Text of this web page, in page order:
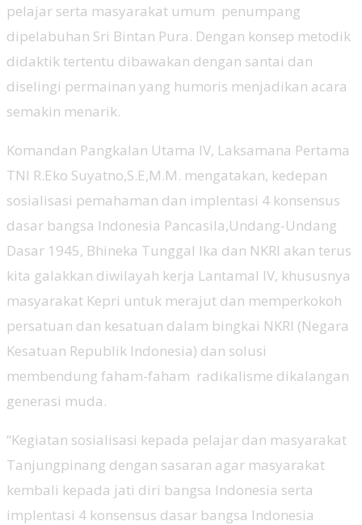
pelajar serta masyarakat umum penumpang
dipelabuhan Sri Bintan Pura. Dengan konsep metodik
didaktik tertentu dibawakan dengan santai dan
diselingi permainan yang humoris menjadikan acara
semakin menarik.
Komandan Pangkalan Utama IV, Laksamana Pertama
TNI R.Eko Suyatno,S.E,M.M. mengatakan, kedepan
sosialisasi pemahaman dan implentasi 4 konsensus
dasar bangsa Indonesia Pancasila,Undang-Undang
Dasar 1945, Bhineka Tunggal Ika dan NKRI akan terus
kita galakkan diwilayah kerja Lantamal IV, khususnya
masyarakat Kepri untuk merajut dan memperkokoh
persatuan dan kesatuan dalam bingkai NKRI (Negara
Kesatuan Republik Indonesia) dan solusi
membendung faham-faham radikalisme dikalangan
generasi muda.
“Kegiatan sosialisasi kepada pelajar dan masyarakat
Tanjungpinang dengan sasaran agar masyarakat
kembali kepada jati diri bangsa Indonesia serta
implentasi 4 konsensus dasar bangsa Indonesia